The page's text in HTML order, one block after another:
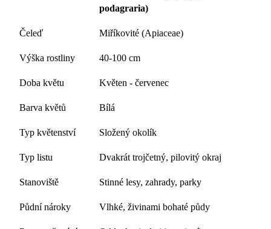
podagraria)
Čeleď Miříkovité (Apiaceae)
Výška rostliny 40-100 cm
Doba květu Květen - červenec
Barva květů Bílá
Typ květenství Složený okolík
Typ listu Dvakrát trojčetný, pilovitý okraj
Stanoviště Stinné lesy, zahrady, parky
Půdní nároky Vlhké, živinami bohaté půdy